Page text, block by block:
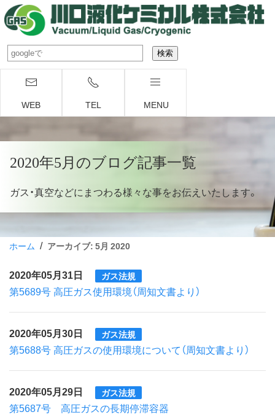
WEB TEL MENU
2020年5月のブログ記事一覧
ガス・真空などにまつわる様々な事をお伝えいたします。
ホーム / アーカイブ: 5月 2020
2020年05月31日 ガス法規
第5689号 高圧ガス使用環境（周知文書より）
2020年05月30日 ガス法規
第5688号 高圧ガスの使用環境について（周知文書より）
2020年05月29日 ガス法規
第5687号 高圧ガスの長期停滞容器